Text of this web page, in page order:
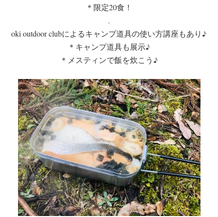
＊限定20食！
.
oki outdoor clubによるキャンプ道具の使い方講座もあり♪
＊キャンプ道具も展示♪
＊メスティンで飯を炊こう♪